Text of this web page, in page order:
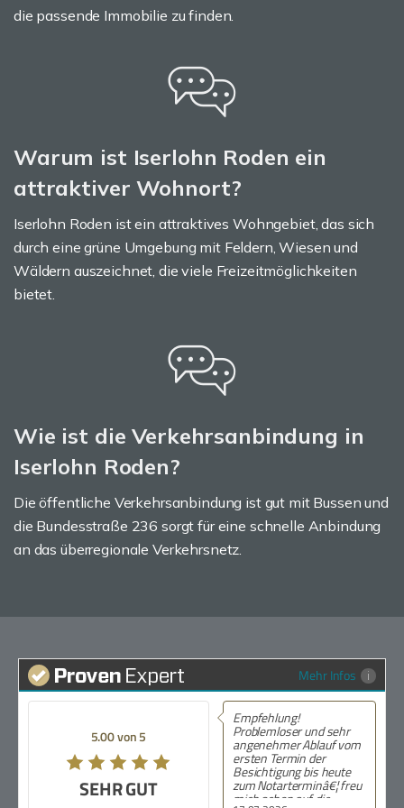
die passende Immobilie zu finden.
Warum ist Iserlohn Roden ein
attraktiver Wohnort?
Iserlohn Roden ist ein attraktives Wohngebiet, das sich
durch eine grüne Umgebung mit Feldern, Wiesen und
Wäldern auszeichnet, die viele Freizeitmöglichkeiten
bietet.
Wie ist die Verkehrsanbindung in
Iserlohn Roden?
Die öffentliche Verkehrsanbindung ist gut mit Bussen und
die Bundesstraße 236 sorgt für eine schnelle Anbindung
an das überregionale Verkehrsnetz.
Mehr Infos
5.00 von 5
SEHR GUT
Empfehlung!
Problemloser und sehr
angenehmer Ablauf vom
ersten Termin der
Besichtigung bis heute
zum Notarterminâ€¦ freu
mich schon auf die